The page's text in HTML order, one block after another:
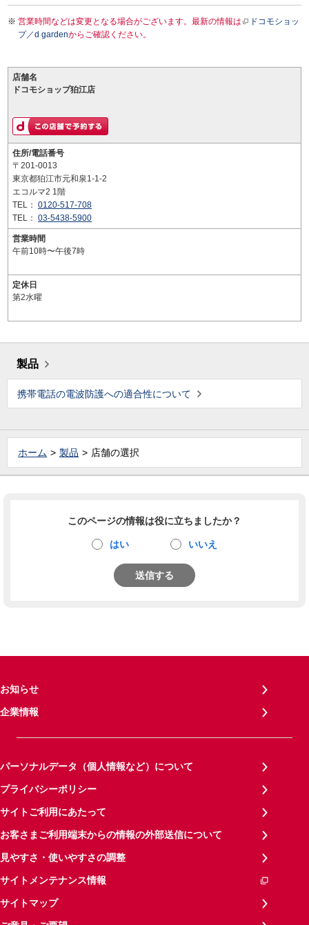
営業時間などは変更となる場合がございます。最新の情報は
ドコモショッ
プ／d gardenからご確認ください。
店舗名
ドコモショップ狛江店
住所/電話番号
〒201-0013
東京都狛江市元和泉1-1-2
エコルマ2 1階
TEL： 0120-517-708
TEL： 03-5438-5900
営業時間
午前10時〜午後7時
定休日
第2水曜
製品
携帯電話の電波防護への適合性について
ホーム 製品 店舗の選択
このページの情報は役に立ちましたか？
はい いいえ
送信する
お知らせ
企業情報
パーソナルデータ（個人情報など）について
プライバシーポリシー
サイトご利用にあたって
お客さまご利用端末からの情報の外部送信について
見やすさ・使いやすさの調整
サイトメンテナンス情報
サイトマップ